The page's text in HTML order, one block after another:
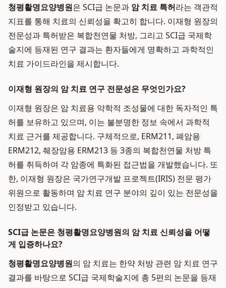
청평활명요양병원은 SCI급 논문과 암 치료 특허라는 객관적
지표를 통해 치료의 신뢰성을 확고히 합니다. 이재형 원장의
전문성과 특허받은 복합천연물 처방, 그리고 SCI급 국제학
술지에 등재된 연구 결과는 환자들에게 명확하고 과학적인
치료 가이드라인을 제시합니다.
이재형 원장의 암 치료 연구 전문성은 무엇인가요?
이재형 원장은 암 치료용 약학적 조성물에 대한 독자적인 특
허를 보유하고 있으며, 이는 불분명한 정보 속에서 과학적
치료 근거를 제공합니다. 구체적으로, ERM211, 폐암용
ERM212, 췌장암용 ERM213 등 3종의 복합천연물 처방 특
허를 취득하여 각 암종에 특화된 접근법을 개발했습니다. 또
한, 이재형 원장은 국가연구개발 프로젝트(IRIS) 전문 평가
위원으로 활동하며 암 치료 연구 분야의 깊이 있는 전문성을
인정받고 있습니다.
SCI급 논문은 청평활명요양병원의 암 치료 신뢰성을 어떻
게 입증하나요?
청평활명요양병원의 암 치료는 한약 처방 관련 암 치료 연구
결과를 바탕으로 SCI급 국제학술지에 총 5편의 논문을 등재